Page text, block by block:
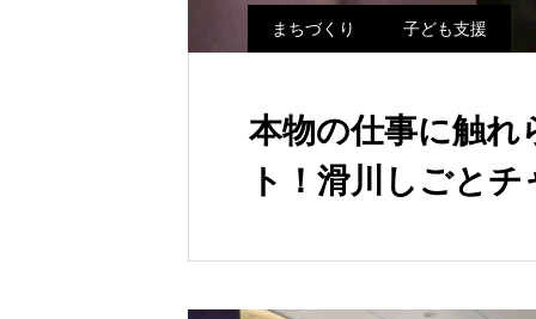
まちづくり 子ども支援
本物の仕事に触れ
ト！滑川しごと